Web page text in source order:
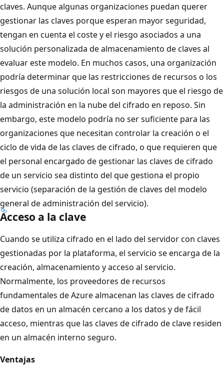
claves. Aunque algunas organizaciones puedan querer
gestionar las claves porque esperan mayor seguridad,
tengan en cuenta el coste y el riesgo asociados a una
solución personalizada de almacenamiento de claves al
evaluar este modelo. En muchos casos, una organización
podría determinar que las restricciones de recursos o los
riesgos de una solución local son mayores que el riesgo de
la administración en la nube del cifrado en reposo. Sin
embargo, este modelo podría no ser suficiente para las
organizaciones que necesitan controlar la creación o el
ciclo de vida de las claves de cifrado, o que requieren que
el personal encargado de gestionar las claves de cifrado
de un servicio sea distinto del que gestiona el propio
servicio (separación de la gestión de claves del modelo
general de administración del servicio).
Acceso a la clave
Cuando se utiliza cifrado en el lado del servidor con claves
gestionadas por la plataforma, el servicio se encarga de la
creación, almacenamiento y acceso al servicio.
Normalmente, los proveedores de recursos
fundamentales de Azure almacenan las claves de cifrado
de datos en un almacén cercano a los datos y de fácil
acceso, mientras que las claves de cifrado de clave residen
en un almacén interno seguro.
Ventajas